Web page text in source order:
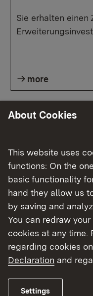
Sie erhalten einen
more
Deutscher
02/25/2026|
73.
Geisingen
12/04/2025|
Lebensmittel
Zwei weitere
dem Land“
About Cookies
This website uses
functions: On the
basic functionality
hand they allow us
by saving and
You can redraw
cookies at any time.
regarding cookies
Declaration and
Settings